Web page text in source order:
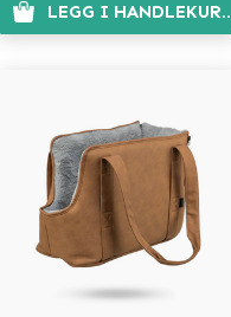
LEGG I